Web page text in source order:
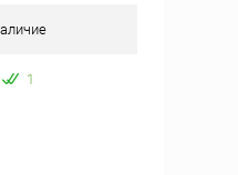
1